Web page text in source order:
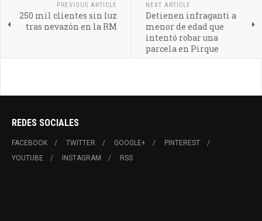
PREVIOUS ARTICLE
250 mil clientes sin luz
tras nevazón en la RM
NEXT ARTICLE
Detienen infraganti a
menor de edad que
intentó robar una
parcela en Pirque
REDES SOCIALES
FACEBOOK TWITTER GOOGLE+
PINTEREST
YOUTUBE
INSTAGRAM RSS